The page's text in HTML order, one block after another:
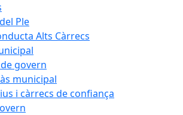
Ple
Alts Càrrecs
govern
municipal
i càrrecs de confiança